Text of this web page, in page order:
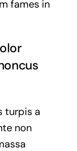
fames in
turpis a
non